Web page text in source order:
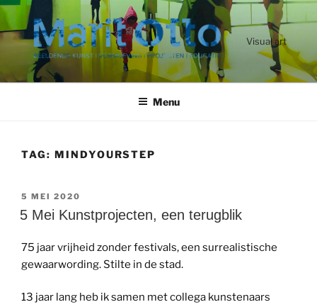
Ga
naar
de
Visual art
Menu
TAG: MINDYOURSTEP
GEPLAATST
OP
5 MEI 2020
5 Mei Kunstprojecten, een terugblik
75 jaar vrijheid zonder festivals, een surrealistische
gewaarwording. Stilte in de stad.
13 jaar lang heb ik samen met collega kunstenaars